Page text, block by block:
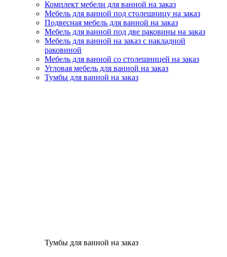
Комплект мебели для ванной на заказ
Мебель для ванной под столешницу на заказ
Подвесная мебель для ванной на заказ
Мебель для ванной под две раковины на заказ
Мебель для ванной на заказ с накладной
раковиной
Мебель для ванной со столешницей на заказ
Угловая мебель для ванной на заказ
Тумбы для ванной на заказ
Тумбы для ванной на заказ